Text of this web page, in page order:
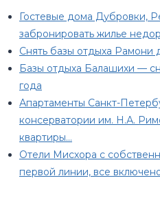
Гостевые дома Дубровки,
забронировать жилье
Снять базы отдыха
Базы отдыха Балашихи —
года
Апартаменты Санкт-
консерватории им. Н.А.
квартиры…
Отели Мисхора с
первой линии, все